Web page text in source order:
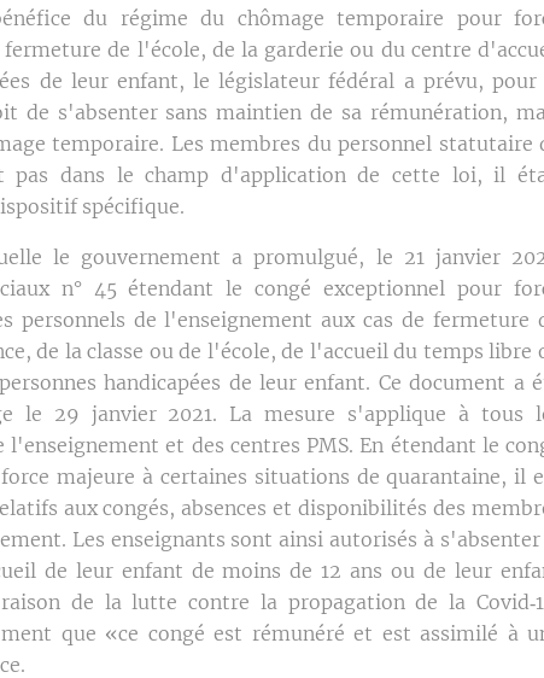
du régime du chômage temporaire pour
fermeture de l'école, de la garderie ou du centre
de leur enfant, le législateur fédéral a prévu, pour
de s'absenter sans maintien de sa rémunération,
temporaire. Les membres du personnel statutaire
pas dans le champ d'application de cette loi, il
spécifique.
le gouvernement a promulgué, le 21 janvier
n° 45 étendant le congé exceptionnel pour
personnels de l'enseignement aux cas de fermeture
de la classe ou de l'école, de l'accueil du temps libre
handicapées de leur enfant. Ce document a
le 29 janvier 2021. La mesure s'applique à tous
et des centres PMS. En étendant le
majeure à certaines situations de quarantaine, il
aux congés, absences et disponibilités des
Les enseignants sont ainsi autorisés à s'absenter
de leur enfant de moins de 12 ans ou de leur
de la lutte contre la propagation de la
que «ce congé est rémunéré et est assimilé à